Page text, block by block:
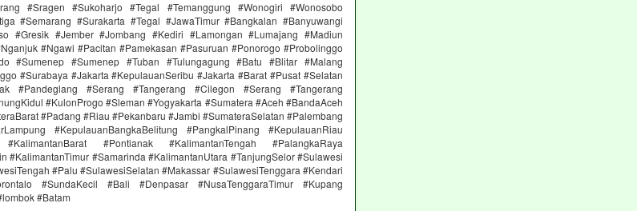
#Sragen #Sukoharjo #Tegal #Temanggung #Wonogiri #Wonosobo
#Semarang #Surakarta #Tegal #JawaTimur #Bangkalan #Banyuwangi
#Gresik #Jember #Jombang #Kediri #Lamongan #Lumajang #Madiun
#Ngawi #Pacitan #Pamekasan #Pasuruan #Ponorogo #Probolinggo
#Sumenep #Sumenep #Tuban #Tulungagung #Batu #Blitar #Malang
#Surabaya #Jakarta #KepulauanSeribu #Jakarta #Barat #Pusat #Selatan
#Pandeglang #Serang #Tangerang #Cilegon #Serang #Tangerang
#KulonProgo #Sleman #Yogyakarta #Sumatera #Aceh #BandaAceh
#Padang #Riau #Pekanbaru #Jambi #SumateraSelatan #Palembang
#KepulauanBangkaBelitung #PangkalPinang #KepulauanRiau
#Pontianak #KalimantanTengah #PalangkaRaya
#KalimantanTimur #Samarinda #KalimantanUtara #TanjungSelor #Sulawesi
#Palu #SulawesiSelatan #Makassar #SulawesiTenggara #Kendari
#SundaKecil #Bali #Denpasar #NusaTenggaraTimur #Kupang
#Batam